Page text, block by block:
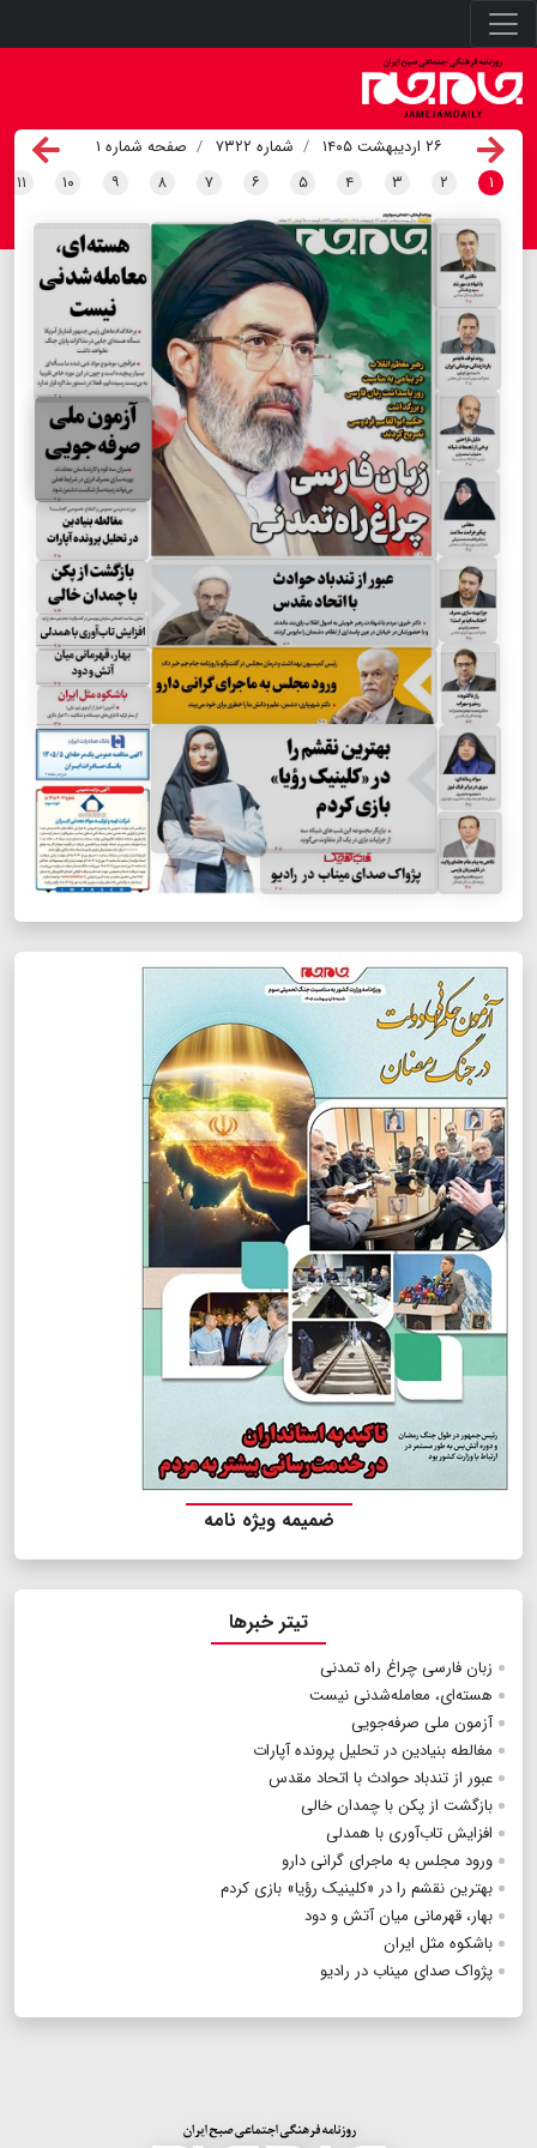
۲۶ اردیبهشت ۱۴۰۵ شماره ۷۳۲۲
صفحه شماره ۱
۱
۲ ۳ ۴ ۵ ۶ ۷ ۸ ۹ ۱۰ ۱۱
ضمیمه ویژه نامه
تیتر خبرها
زبان فارسی چراغ راه تمدنی
هسته‌ای، معامله‌شدنی نیست
آزمون ملی صرفه‌جویی
مغالطه بنیادین در تحلیل پرونده آپارات
عبور از تندباد حوادث با اتحاد مقدس
بازگشت از پکن با چمدان خالی
افزایش تاب‌آوری با همدلی
ورود مجلس به ماجرای گرانی دارو
بهترین نقشم را در «کلینیک رؤیا» بازی کردم
بهار، قهرمانی میان آتش و دود
باشکوه مثل ایران
پژواک صدای میناب در رادیو